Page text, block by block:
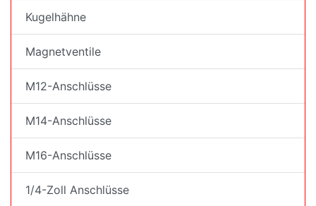
Kugelhähne
Magnetventile
M12-Anschlüsse
M14-Anschlüsse
M16-Anschlüsse
1/4-Zoll Anschlüsse